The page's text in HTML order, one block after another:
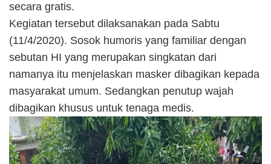
secara gratis.
Kegiatan tersebut dilaksanakan pada Sabtu
(11/4/2020). Sosok humoris yang familiar dengan
sebutan HI yang merupakan singkatan dari
namanya itu menjelaskan masker dibagikan kepada
masyarakat umum. Sedangkan penutup wajah
dibagikan khusus untuk tenaga medis.